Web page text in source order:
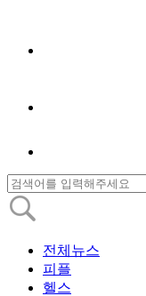
전체뉴스
피플
헬스